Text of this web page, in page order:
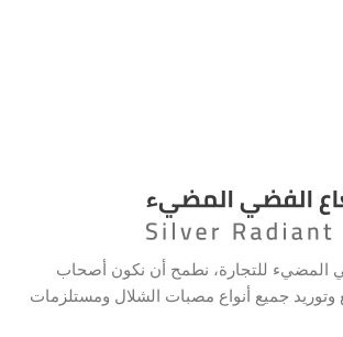
المضيء للتجارة، نطمح أن نكون أصحاب
وتوريد جميع أنواع مصبات الشلال ومستلزمات